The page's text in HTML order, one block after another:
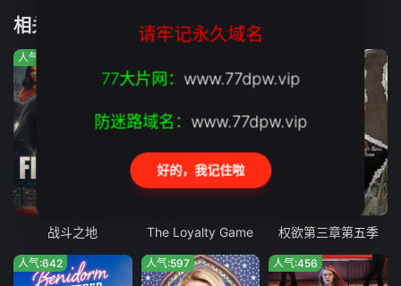
相关推荐
人气:933
战斗之地 The Loyalty Game 权欲第三章第五季
人气:642 人气:597 人气:456
请牢记永久域名
77大片网： www.77dpw.vip
防迷路域名： www.77dpw.vip
好的，我记住啦